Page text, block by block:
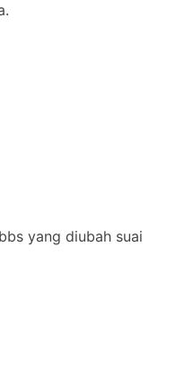
yang diubah suai